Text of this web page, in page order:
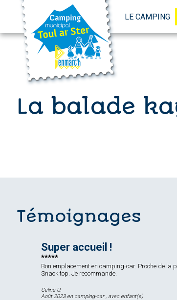
LE CAMPING
La balade
Témoignages
Super accueil !
Bon emplacement en camping-car. Proche de la
Snack top. Je recommande.
Celine U.
Août 2023 en camping-car , avec enfant(s)